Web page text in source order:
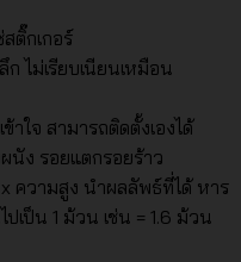
ติ๊กเกอร์
ไม่เรียบเนียนเหมือน
าใจ สามารถติดตั้งเองได้
นัง รอยแตกรอยร้าว
ความสูง นำผลลัพธ์ที่ได้ หาร
เป็น 1 ม้วน เช่น = 1.6 ม้วน